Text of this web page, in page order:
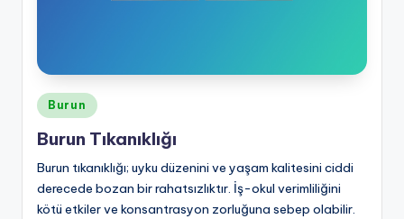
U
C
U
R
Posted
in
Burun
Burun Tıkanıklığı
Burun tıkanıklığı; uyku düzenini ve yaşam kalitesini ciddi
derecede bozan bir rahatsızlıktır. İş-okul verimliliğini
kötü etkiler ve konsantrasyon zorluğuna sebep olabilir.